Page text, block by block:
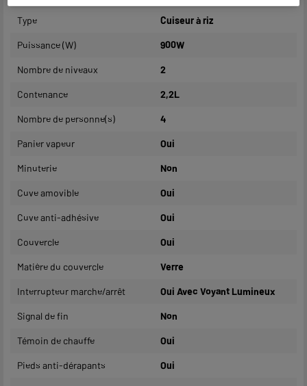
Type Cuiseur à riz
Puissance (W) 900W
Nombre de niveaux 2
Contenance 2,2L
Nombre de personne(s) 4
Panier vapeur Oui
Minuterie Non
Cuve amovible Oui
Cuve anti-adhésive Oui
Couvercle Oui
Matière du couvercle Verre
Interrupteur marche/arrêt Oui Avec Voyant Lumineux
Signal de fin Non
Témoin de chauffe Oui
Pieds anti-dérapants Oui